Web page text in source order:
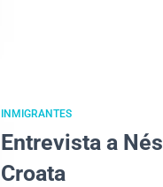
INMIGRANTES
Entrevista a
Croata